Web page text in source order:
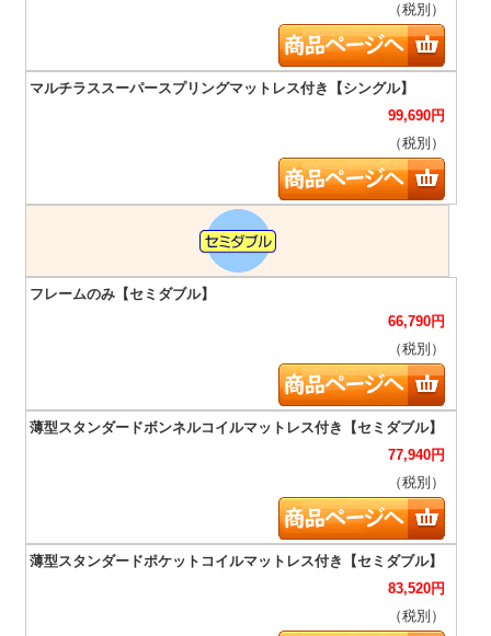
（税別）
99,690円
（税別）
66,790円
（税別）
77,940円
（税別）
83,520円
（税別）